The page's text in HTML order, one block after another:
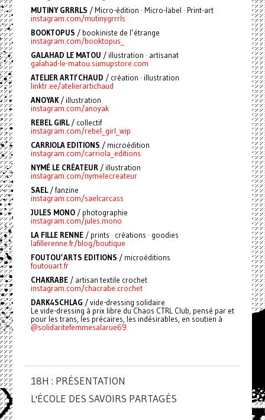
MUTINY GRRRLS / Micro-édition · Micro-label · Print-art
instagram.com/mutinygrrrls
BOOKTOPUS / bookiniste de l’étrange
instagram.com/booktopus_
GALAHAD LE MATOU / illustration · artisanat
galahad-le-matou.sumupstore.com
ATELIER ARTI’CHAUD / création · illustration
linktr.ee/atelierartichaud
ANOYAK/ illustration
instagram.com/anoyak
REBEL GIRL/ collectif
instagram.com/rebel_girl_wip
CARRIOLA EDITIONS / microédition
instagram.com/carriola_editions
NYMÉ LE CRÉATEUR/ illustration
instagram.com/nymelecreateur
SAEL/ fanzine
instagram.com/saelcarcass
JULES MONO/ photographie
instagram.com/jules.mono
LA FILLE RENNE/ prints · créations · goodies
lafillerenne.fr/blog/boutique
FOUTOU’ARTS EDITIONS / microéditions
foutouart.fr
CHAKRABE/ artisan textile crochet
instagram.com/chacrabe.crochet
DARK4SCHLAG / vide-dressing solidaire
Le vide-dressing à prix libre du Chaos CTRL Club, pensé par et
pour les trans, les précaires, les indésirables, en soutien à
@solidaritefemmesalarue69
18H : PRÉSENTATION
L'ÉCOLE DES SAVOIRS PARTAGÉS